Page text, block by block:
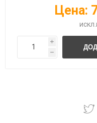
Цена:
искл.
i
h